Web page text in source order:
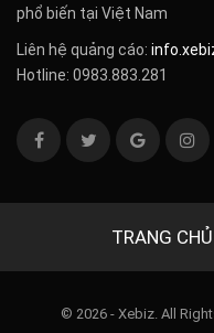
phổ biến tại Việt Nam
Liên hệ quảng cáo:
Hotline: 0983.883.281
TRANG CHỦ
© 2026 - Xebiz. All